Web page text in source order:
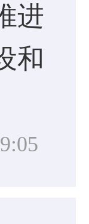
进
和